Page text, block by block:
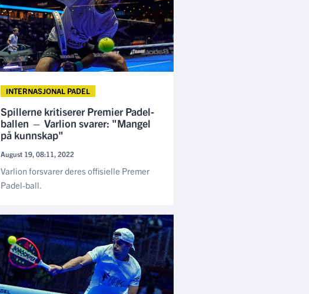
INTERNASJONAL PADEL
Spillerne kritiserer Premier Padel-
ballen — Varlion svarer: "Mangel
på kunnskap"
August 19, 08:11, 2022
Varlion forsvarer deres offisielle Premer
Padel-ball.